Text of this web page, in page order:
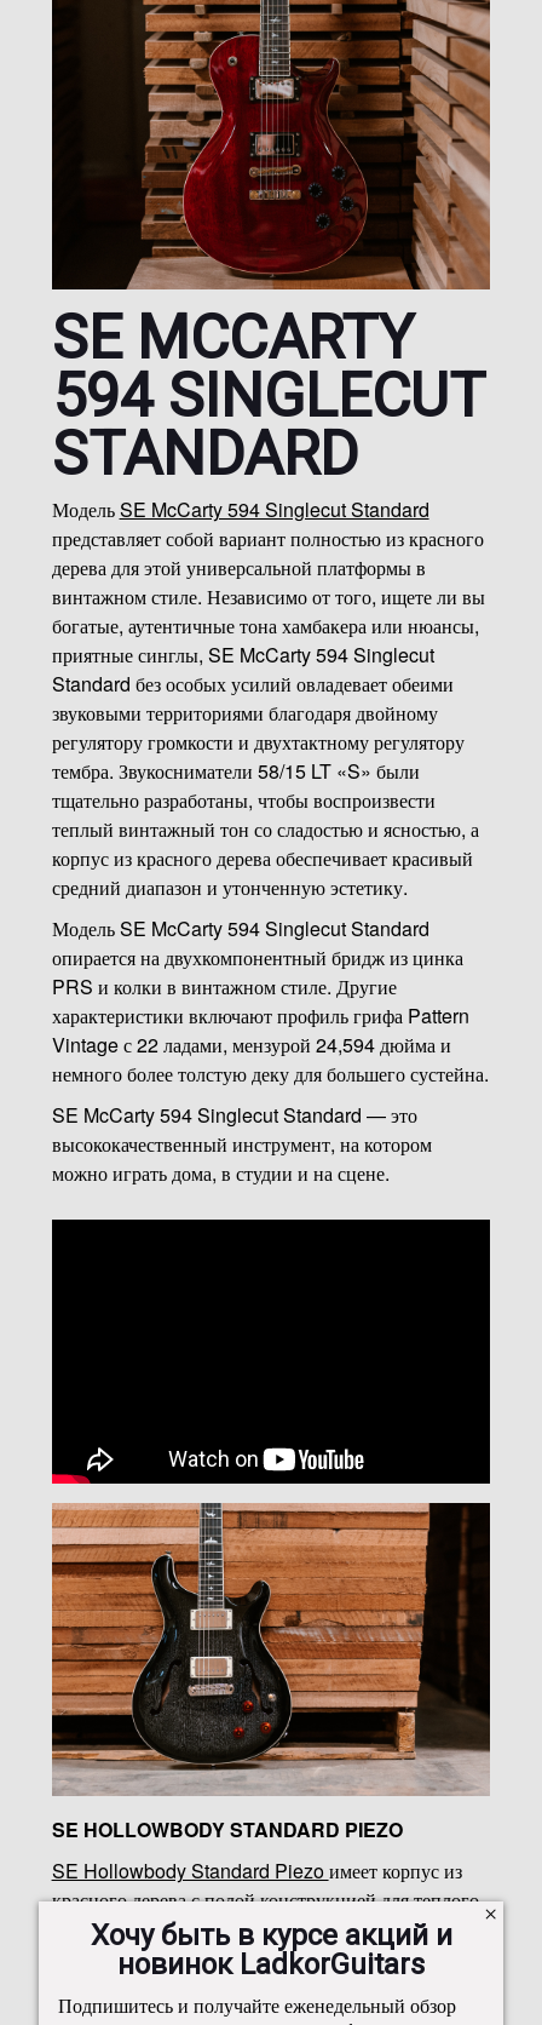
SE MCCARTY 594 SINGLECUT
SE McCarty 594 Singlecutс двойным регулятором
громкости и тембром push/pull, 3-позиционным
селектором звукоснимателей на топе, состоящим из
двух частей бриджем и колками в винтажном стиле
обладает классическим набором функций, которые
заставят музыкантов чувствовать себя как дома. Его
звукосниматели 58/15 LT «S» были тщательно
разработаны, чтобы воспроизвести теплый
винтажный тон со сладостью и чистотой.
Независимо от того, ищете ли вы богатые,
аутентичные тона хамбакера или нюансированные,
приятные синглы, SE McCarty 594 Singlecut с
легкостью освоит обе звуковые территории.
Другие характеристики включают профиль грифа
Pattern Vintage с 22 ладами, мензурой 24,594
дюйма и немного более толстую деку для большего
сустейна.
SE McCarty 594 Singlecut, созданный, чтобы
захватить сердце семейства инструментов McCarty,
представляет собой высококачественный
инструмент «рабочая лошадка». SC594 всегда был
и остается моей самой любимой моделью PRS!
SE MCCARTY
594 SINGLECUT
STANDARD
МодельSE McCarty 594 Singlecut Standard
представляет собой вариант полностью из красного
дерева для этой универсальной платформы в
винтажном стиле. Независимо от того, ищете ли вы
богатые, аутентичные тона хамбакера или нюансы,
приятные синглы, SE McCarty 594 Singlecut
Standard без особых усилий овладевает обеими
звуковыми территориями благодаря двойному
регулятору громкости и двухтактному регулятору
тембра. Звукосниматели 58/15 LT «S» были
тщательно разработаны, чтобы воспроизвести
теплый винтажный тон со сладостью и ясностью, а
корпус из красного дерева обеспечивает красивый
средний диапазон и утонченную эстетику.
Модель SE McCarty 594 Singlecut Standard
опирается на двухкомпонентный бридж из цинка
PRS и колки в винтажном стиле. Другие
характеристики включают профиль грифа Pattern
Vintage с 22 ладами, мензурой 24,594 дюйма и
немного более толстую деку для большего сустейна.
SE McCarty 594 Singlecut Standard — это
высококачественный инструмент, на котором
можно играть дома, в студии и на сцене.
SE HOLLOWBODY STANDARD PIEZO
SE Hollowbody Standard Piezoимеет корпус из
красного дерева с полой конструкцией для теплого
резонансного звучания. Обладая звукоснимателями
58/15 LT «S» и пьезосистемой LR Baggs/PRS, SE
музыкантам универсальность использования как
Хочу быть в курсе акций и
новинок LadkorGuitars
Подпишитесь и получайте еженедельный обзор